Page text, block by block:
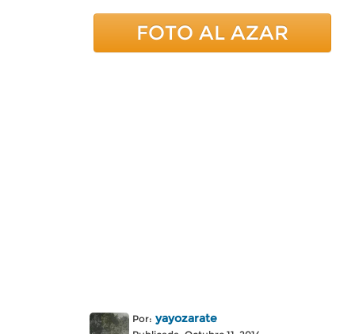
FOTO AL AZAR
Por: yayozarate